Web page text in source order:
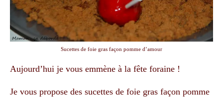
Sucettes de foie gras façon pomme d’amour
Aujourd’hui je vous emmène à la fête foraine !
Je vous propose des sucettes de foie gras façon pomme